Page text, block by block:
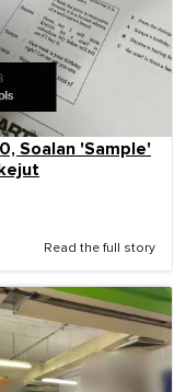
Soalan 'Sample'
Read the full story